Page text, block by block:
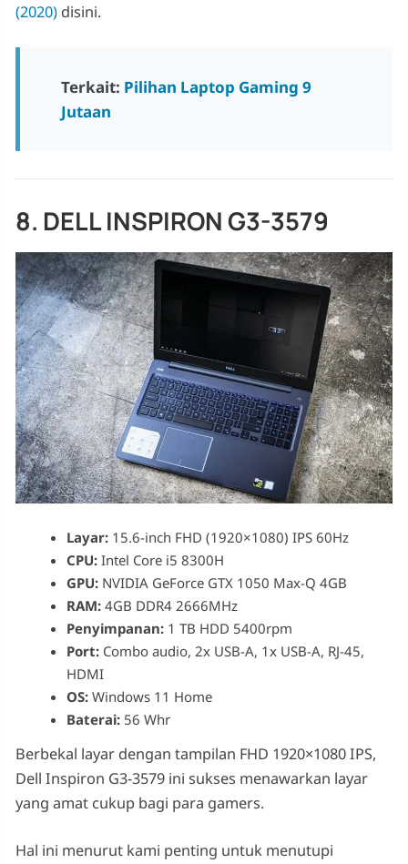
(2020)disini.
Terkait: Pilihan Laptop Gaming 9
Jutaan
8. DELL INSPIRON G3-3579
Layar: 15.6-inch FHD (1920×1080) IPS 60Hz
CPU: Intel Core i5 8300H
GPU: NVIDIA GeForce GTX 1050 Max-Q 4GB
RAM: 4GB DDR4 2666MHz
Penyimpanan: 1 TB HDD 5400rpm
Port: Combo audio, 2x USB-A, 1x USB-A, RJ-45,
HDMI
OS:Windows 11 Home
Baterai:56 Whr
Berbekal layar dengan tampilan FHD 1920×1080 IPS,
Dell Inspiron G3-3579 ini sukses menawarkan layar
yang amat cukup bagi para gamers.
Hal ini menurut kami penting untuk menutupi